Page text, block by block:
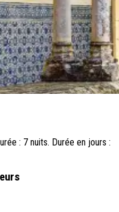
: 7 nuits. Durée en jours :